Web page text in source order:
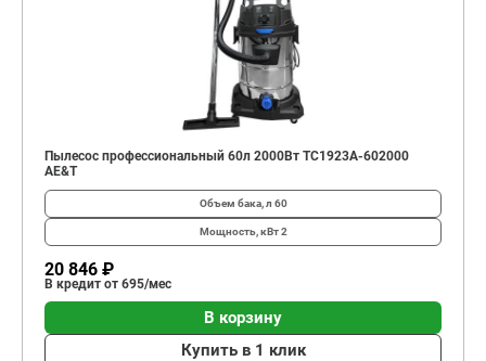
Пылесос профессиональный 60л 2000Вт TC1923A-602000
AE&T
Объем бака, л 60
Мощность, кВт2
20 846 ₽
В кредит от 695/мес
В корзину
Купить в 1 клик